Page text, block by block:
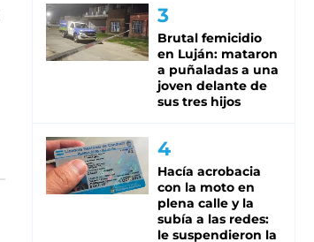
Brutal femicidio
en Luján: mataron
a puñaladas a una
joven delante de
sus tres hijos
Hacía acrobacia
con la moto en
plena calle y la
subía a las redes:
le suspendieron la